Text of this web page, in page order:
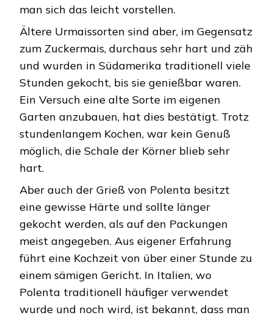
man sich das leicht vorstellen.
Ältere Urmaissorten sind aber, im Gegensatz
zum Zuckermais, durchaus sehr hart und zäh
und wurden in Südamerika traditionell viele
Stunden gekocht, bis sie genießbar waren.
Ein Versuch eine alte Sorte im eigenen
Garten anzubauen, hat dies bestätigt. Trotz
stundenlangem Kochen, war kein Genuß
möglich, die Schale der Körner blieb sehr
hart.
Aber auch der Grieß von Polenta besitzt
eine gewisse Härte und sollte länger
gekocht werden, als auf den Packungen
meist angegeben. Aus eigener Erfahrung
führt eine Kochzeit von über einer Stunde zu
einem sämigen Gericht. In Italien, wo
Polenta traditionell häufiger verwendet
wurde und noch wird, ist bekannt, dass man